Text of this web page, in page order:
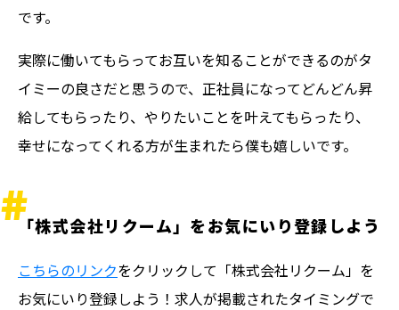
です。
実際に働いてもらってお互いを知ることができるのがタ
イミーの良さだと思うので、正社員になってどんどん昇
給してもらったり、やりたいことを叶えてもらったり、
幸せになってくれる方が生まれたら僕も嬉しいです。
「株式会社リクーム」をお気にいり登録しよう
こちらのリンクをクリックして「株式会社リクーム」を
お気にいり登録しよう！求人が掲載されたタイミングで